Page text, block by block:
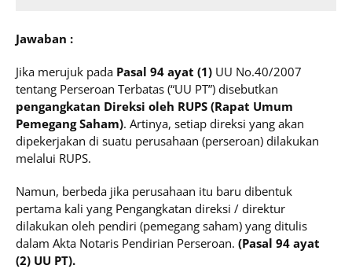
Jawaban :
Jika merujuk pada Pasal 94 ayat (1) UU No.40/2007
tentang Perseroan Terbatas (“UU PT”) disebutkan
pengangkatan Direksi oleh RUPS (Rapat Umum
Pemegang Saham). Artinya, setiap direksi yang akan
dipekerjakan di suatu perusahaan (perseroan) dilakukan
melalui RUPS.
Namun, berbeda jika perusahaan itu baru dibentuk
pertama kali yang Pengangkatan direksi / direktur
dilakukan oleh pendiri (pemegang saham) yang ditulis
dalam Akta Notaris Pendirian Perseroan. (Pasal 94 ayat
(2) UU PT).